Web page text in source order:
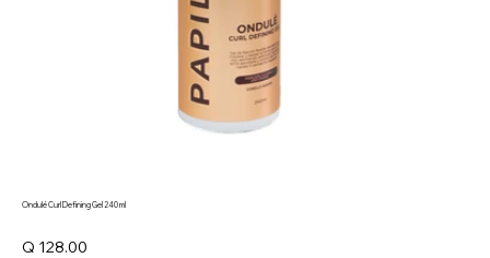
Ondulé Curl Defining Gel 240 ml
Precio
Q 128.00